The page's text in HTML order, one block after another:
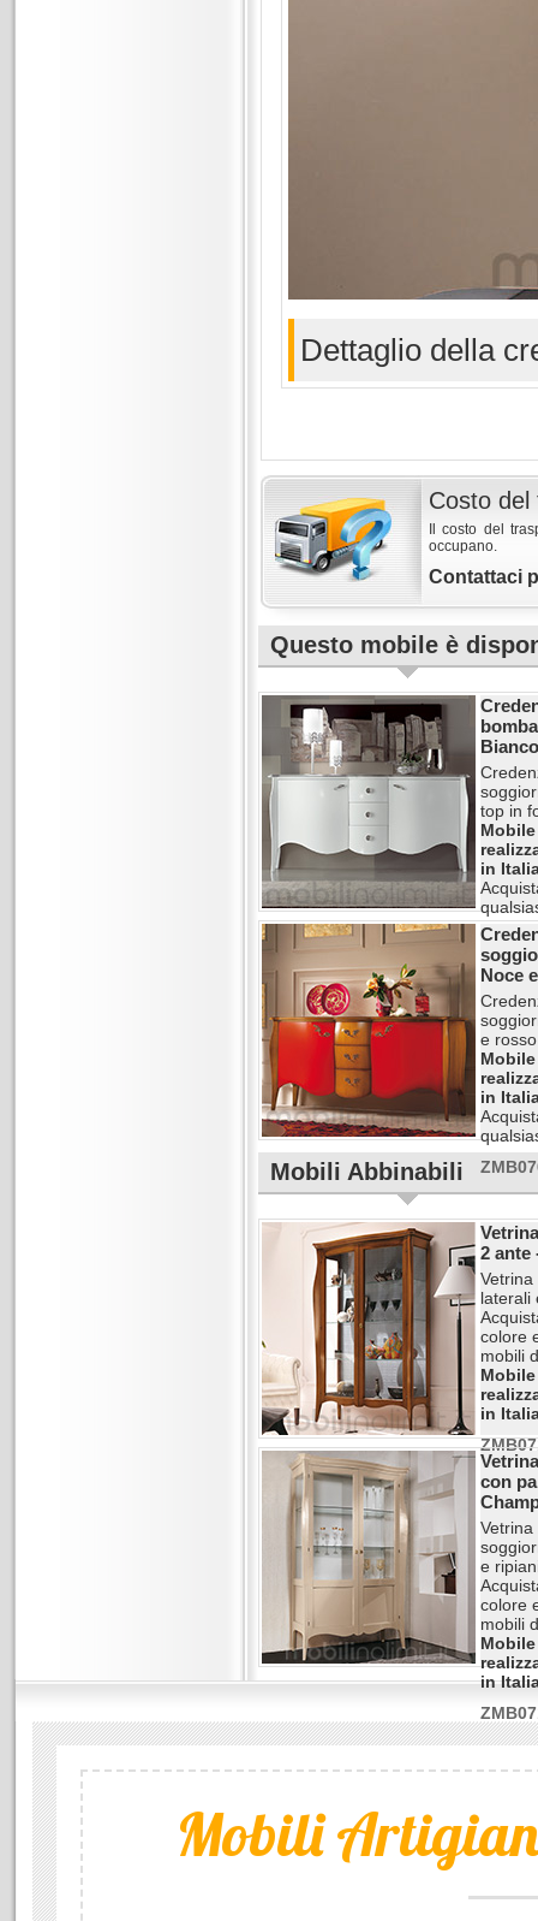
Dettaglio della
Costo
Il costo del
occupano.
Contattaci
Questo mobile è
top in
in
Noce
e
in
Mobili Abbinabili
2 ante
laterali
colore
mobili
in
con
Vetrina
e
colore
mobili
in
Mobili